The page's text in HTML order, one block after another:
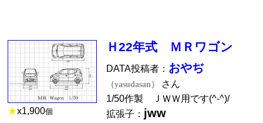
★x1,900個
Ｈ22年式 ＭＲワゴン
DATA投稿者： おやぢ
（yasudasan）
さん
1/50作製 ＪＷＷ用です(^-^)/
拡張子： jww